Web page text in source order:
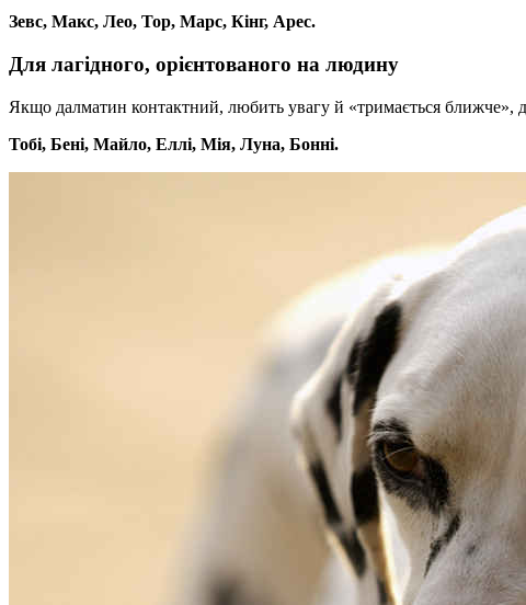
Зевс, Макс, Лео, Тор, Марс, Кінг, Арес.
Для лагідного, орієнтованого на людину
Якщо далматин контактний, любить увагу й «тримається ближче»,
Тобі, Бені, Майло, Еллі, Мія, Луна, Бонні.